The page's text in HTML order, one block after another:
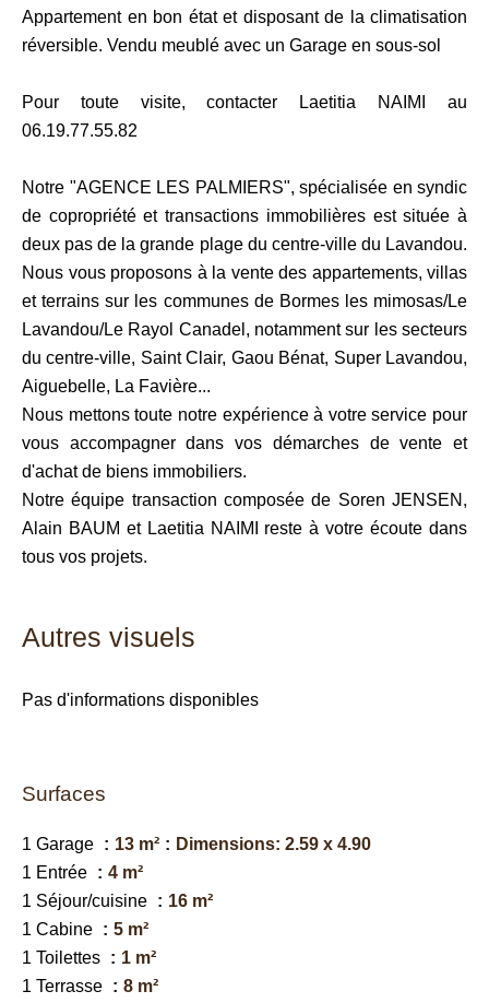
Appartement en bon état et disposant de la climatisation
réversible. Vendu meublé avec un Garage en sous-sol
Pour toute visite, contacter Laetitia NAIMI au
06.19.77.55.82
Notre "AGENCE LES PALMIERS", spécialisée en syndic
de copropriété et transactions immobilières est située à
deux pas de la grande plage du centre-ville du Lavandou.
Nous vous proposons à la vente des appartements, villas
et terrains sur les communes de Bormes les mimosas/Le
Lavandou/Le Rayol Canadel, notamment sur les secteurs
du centre-ville, Saint Clair, Gaou Bénat, Super Lavandou,
Aiguebelle, La Favière...
Nous mettons toute notre expérience à votre service pour
vous accompagner dans vos démarches de vente et
d'achat de biens immobiliers.
Notre équipe transaction composée de Soren JENSEN,
Alain BAUM et Laetitia NAIMI reste à votre écoute dans
tous vos projets.
Autres visuels
Pas d'informations disponibles
Surfaces
1 Garage 13 m²
Dimensions: 2.59 x 4.90
1 Entrée
4 m²
1 Séjour/cuisine
16 m²
1 Cabine
5 m²
1 Toilettes
1 m²
1 Terrasse
8 m²